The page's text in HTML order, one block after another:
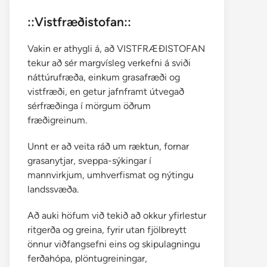
::Vistfræðistofan::
Vakin er athygli á, að VISTFRÆÐISTOFAN
tekur að sér margvísleg verkefni á sviði
náttúrufræða, einkum grasafræði og
vistfræði, en getur jafnframt útvegað
sérfræðinga í mörgum öðrum
fræðigreinum.
Unnt er að veita ráð um ræktun, fornar
grasanytjar, sveppa-sýkingar í
mannvirkjum, umhverfismat og nýtingu
landssvæða.
Að auki höfum við tekið að okkur yfirlestur
ritgerða og greina, fyrir utan fjölbreytt
önnur viðfangsefni eins og skipulagningu
ferðahópa, plöntugreiningar,